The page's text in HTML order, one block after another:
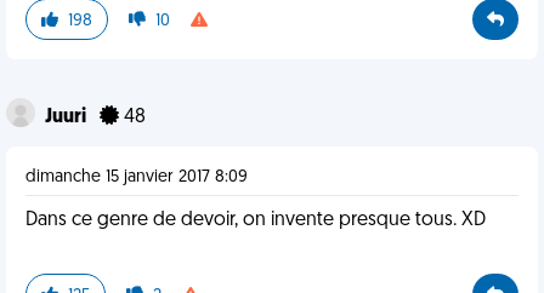
198 10
Juuri 48
dimanche 15 janvier 2017 8:09
Dans ce genre de devoir, on invente presque tous. XD